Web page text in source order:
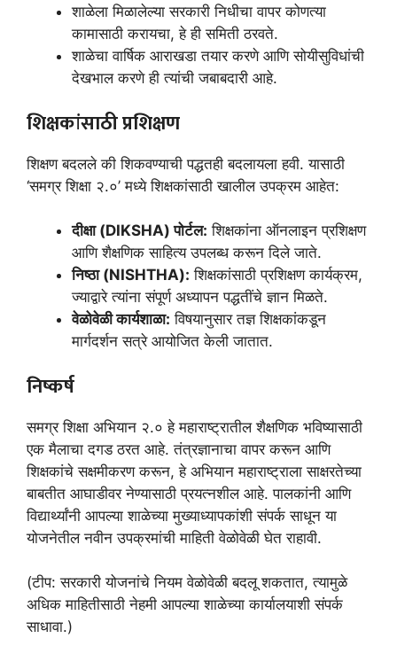
शाळेला मिळालेल्या सरकारी निधीचा वापर कोणत्या
कामासाठी करायचा, हे ही समिती ठरवते.
शाळेचा वार्षिक आराखडा तयार करणे आणि सोयीसुविधांची
देखभाल करणे ही त्यांची जबाबदारी आहे.
शिक्षकांसाठी प्रशिक्षण
शिक्षण बदलले की शिकवण्याची पद्धतही बदलायला हवी. यासाठी
‘समग्र शिक्षा २.०’ मध्ये शिक्षकांसाठी खालील उपक्रम आहेत:
दीक्षा (DIKSHA) पोर्टल: शिक्षकांना ऑनलाइन प्रशिक्षण
आणि शैक्षणिक साहित्य उपलब्ध करून दिले जाते.
निष्ठा (NISHTHA): शिक्षकांसाठी प्रशिक्षण कार्यक्रम,
ज्याद्वारे त्यांना संपूर्ण अध्यापन पद्धतींचे ज्ञान मिळते.
वेळोवेळी कार्यशाळा: विषयानुसार तज्ञ शिक्षकांकडून
मार्गदर्शन सत्रे आयोजित केली जातात.
निष्कर्ष
समग्र शिक्षा अभियान २.० हे महाराष्ट्रातील शैक्षणिक भविष्यासाठी
एक मैलाचा दगड ठरत आहे. तंत्रज्ञानाचा वापर करून आणि
शिक्षकांचे सक्षमीकरण करून, हे अभियान महाराष्ट्राला साक्षरतेच्या
बाबतीत आघाडीवर नेण्यासाठी प्रयत्नशील आहे. पालकांनी आणि
विद्यार्थ्यांनी आपल्या शाळेच्या मुख्याध्यापकांशी संपर्क साधून या
योजनेतील नवीन उपक्रमांची माहिती वेळोवेळी घेत राहावी.
(टीप: सरकारी योजनांचे नियम वेळोवेळी बदलू शकतात, त्यामुळे
अधिक माहितीसाठी नेहमी आपल्या शाळेच्या कार्यालयाशी संपर्क
साधावा.)